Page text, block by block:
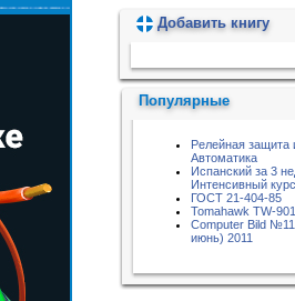
Добавить книгу
Популярные
Релейная защита
Автоматика
Испанский за 3
Интенсивный
ГОСТ 21-404-85
Tomahawk TW-
Computer Bild
июнь) 2011